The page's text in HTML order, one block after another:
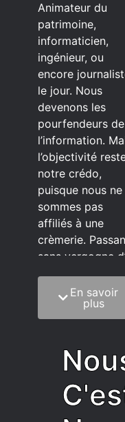
Animateur du
patrimoine,
informaticien,
ingénieur, ou
encore
le jour. Nous
devenons les
pourfendeurs de
l’information.
l’objectivité
notre crédo,
puisque nous ne
sommes pas
affiliés à une
crèmerie.
sans vergogne
éditeur à l’autre.
C’est quoi notre
méthode?
sagesse de la
vieillesse à une
grosse dose
d’autodérision.
En savoir
plus